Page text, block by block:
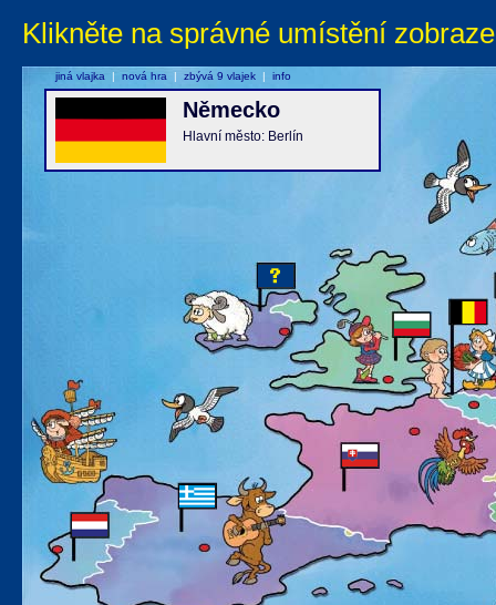
Klikněte na správné umístění
Německo
Hlavní město: Berlín
jiná vlajka | nová hra | zbývá 9 vlajek | info